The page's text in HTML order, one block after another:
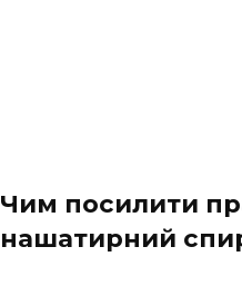
Чим посилити
нашатирний